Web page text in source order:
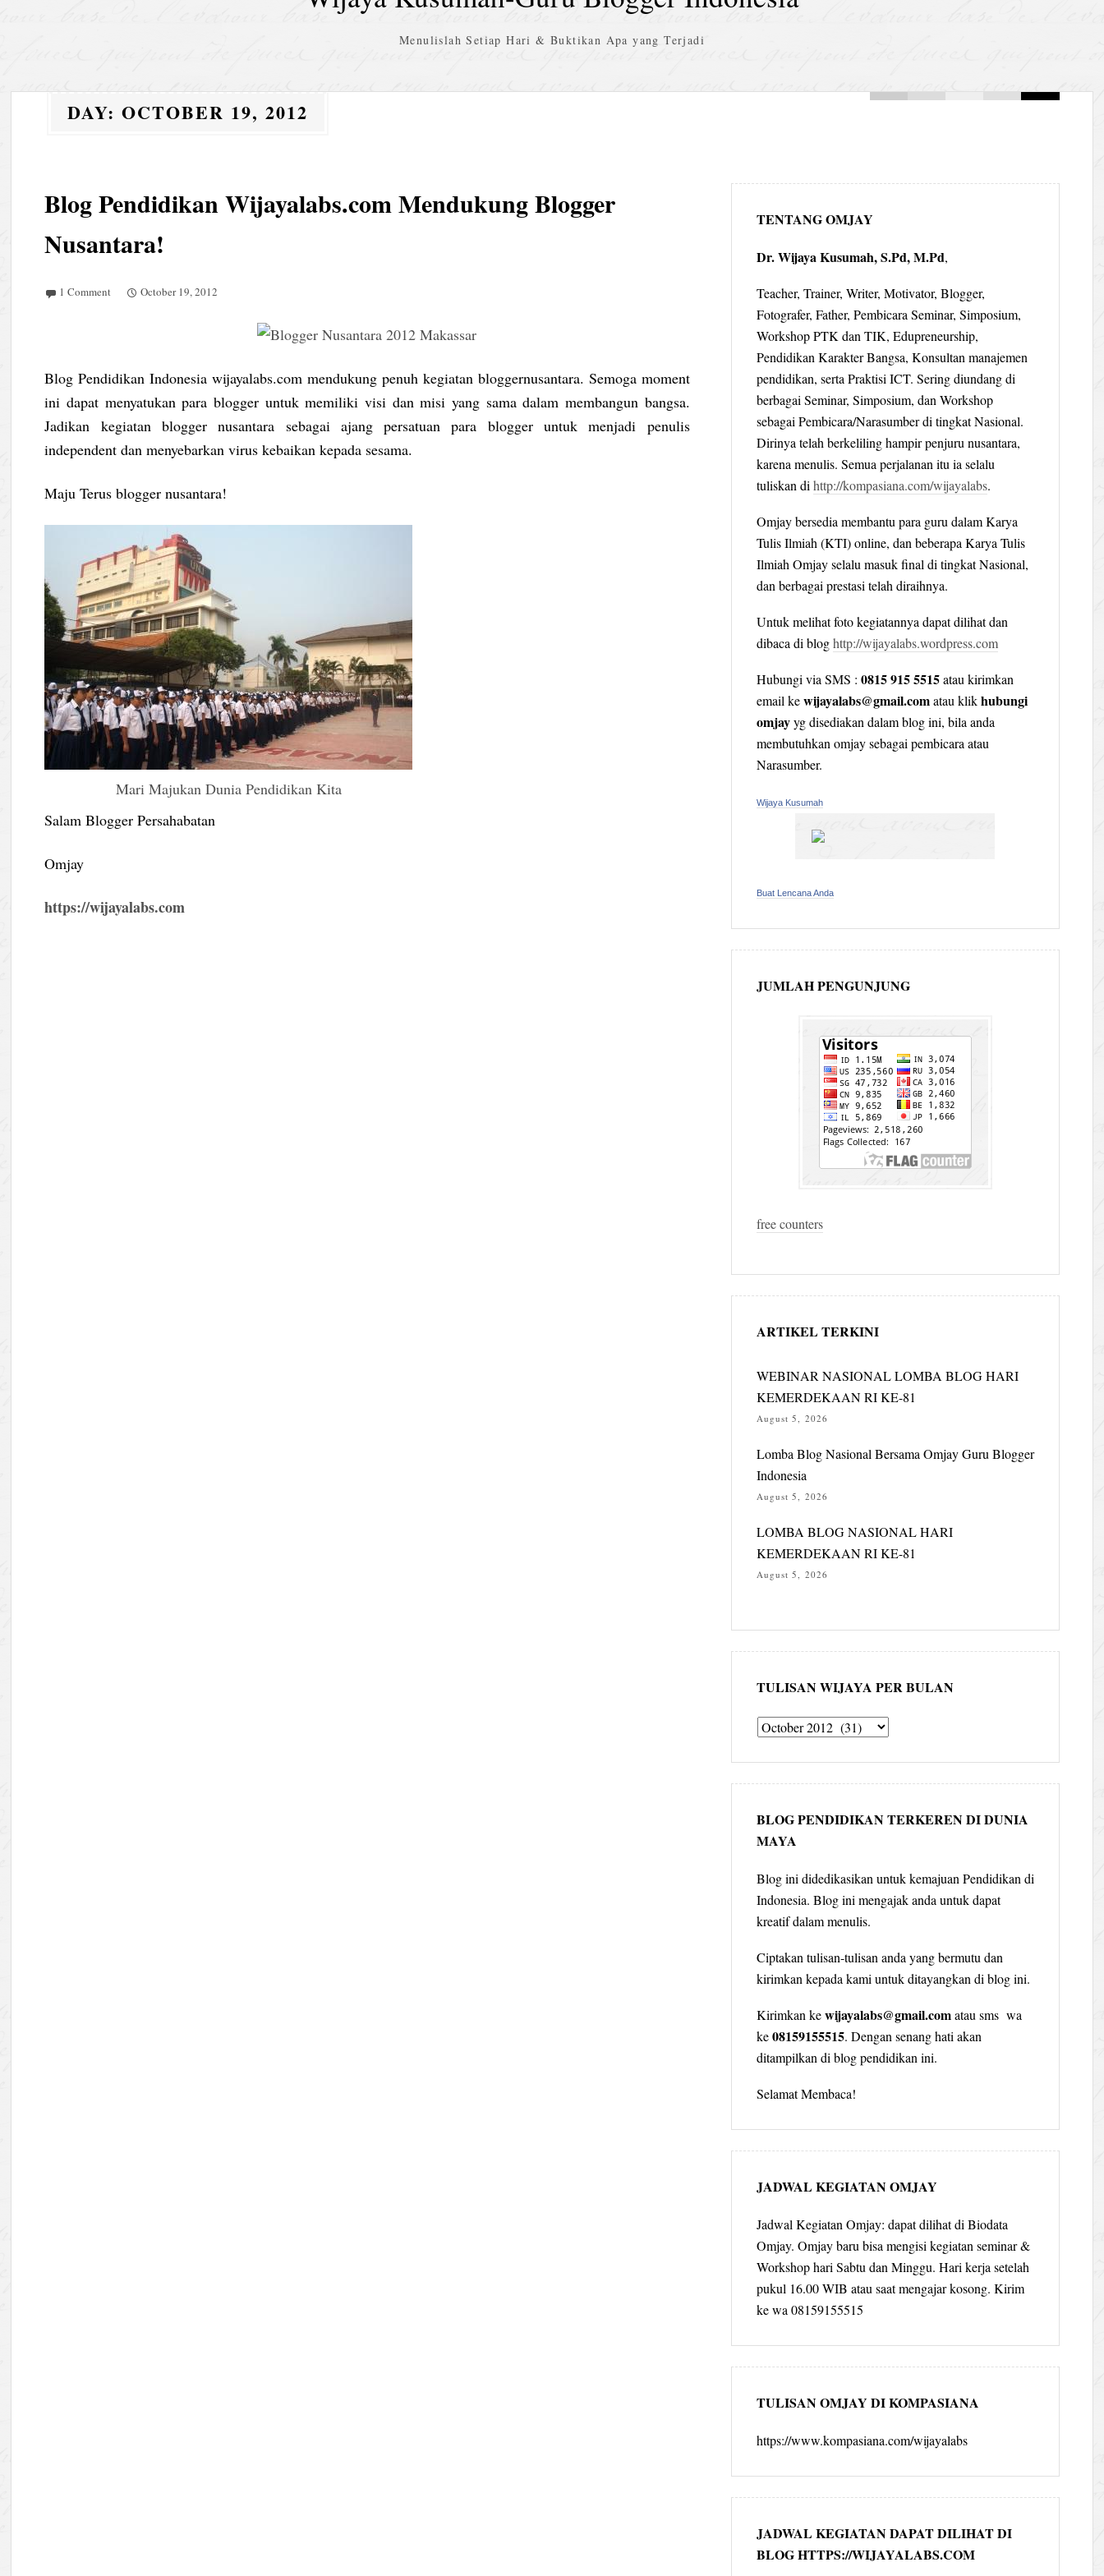
Menulislah Setiap Hari & Buktikan Apa yang Terjadi
DAY:OCTOBER 19, 2012
Blog Pendidikan Wijayalabs.com Mendukung Blogger
Nusantara!
1 Comment October 19, 2012
Blog Pendidikan Indonesia wijayalabs.com mendukung penuh kegiatan bloggernusantara. Semoga moment
ini dapat menyatukan para blogger untuk memiliki visi dan misi yang sama dalam membangun bangsa.
Jadikan kegiatan blogger nusantara sebagai ajang persatuan para blogger untuk menjadi penulis
independent dan menyebarkan virus kebaikan kepada sesama.
Maju Terus blogger nusantara!
Mari Majukan Dunia Pendidikan Kita
Salam Blogger Persahabatan
Omjay
https://wijayalabs.com
TENTANG OMJAY
Dr. Wijaya Kusumah, S.Pd, M.Pd,
Teacher, Trainer, Writer, Motivator, Blogger,
Fotografer, Father, Pembicara Seminar, Simposium,
Workshop PTK dan TIK, Edupreneurship,
Pendidikan Karakter Bangsa, Konsultan manajemen
pendidikan, serta Praktisi ICT. Sering diundang di
berbagai Seminar, Simposium, dan Workshop
sebagai Pembicara/Narasumber di tingkat Nasional.
Dirinya telah berkeliling hampir penjuru nusantara,
karena menulis. Semua perjalanan itu ia selalu
tuliskan di http://kompasiana.com/wijayalabs.
Omjay bersedia membantu para guru dalam Karya
Tulis Ilmiah (KTI) online, dan beberapa Karya Tulis
Ilmiah Omjay selalu masuk final di tingkat Nasional,
dan berbagai prestasi telah diraihnya.
Untuk melihat foto kegiatannya dapat dilihat dan
dibaca di bloghttp://wijayalabs.wordpress.com
Hubungi via SMS : 0815 915 5515atau kirimkan
email kewijayalabs@gmail.comatau klikhubungi
omjayyg disediakan dalam blog ini, bila anda
membutuhkan omjay sebagai pembicara atau
Narasumber.
Wijaya Kusumah
Buat Lencana Anda
JUMLAH PENGUNJUNG
free counters
ARTIKEL TERKINI
WEBINAR NASIONAL LOMBA BLOG HARI
KEMERDEKAAN RI KE-81
August 5, 2026
Lomba Blog Nasional Bersama Omjay Guru Blogger
Indonesia
August 5, 2026
LOMBA BLOG NASIONAL HARI
KEMERDEKAAN RI KE-81
August 5, 2026
TULISAN WIJAYA PER BULAN
Tulisan
per
bulan
BLOG PENDIDIKAN TERKEREN DI DUNIA
MAYA
Blog ini didedikasikan untuk kemajuan Pendidikan di
Indonesia. Blog ini mengajak anda untuk dapat
kreatif dalam menulis.
Ciptakan tulisan-tulisan anda yang bermutu dan
kirimkan kepada kami untuk ditayangkan di blog ini.
Kirimkan kewijayalabs@gmail.comatau sms wa
ke08159155515. Dengan senang hati akan
ditampilkan di blog pendidikan ini.
Selamat Membaca!
JADWAL KEGIATAN OMJAY
Jadwal Kegiatan Omjay: dapat dilihat di Biodata
Omjay. Omjay baru bisa mengisi kegiatan seminar &
Workshop hari Sabtu dan Minggu. Hari kerja setelah
pukul 16.00 WIB atau saat mengajar kosong. Kirim
ke wa 08159155515
TULISAN OMJAY DI KOMPASIANA
https://www.kompasiana.com/wijayalabs
JADWAL KEGIATAN DAPAT DILIHAT DI
BLOG HTTPS://WIJAYALABS.COM